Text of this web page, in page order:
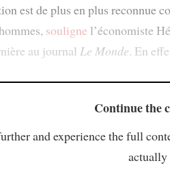
est de plus en plus reconnue
souligne l’économiste
au journal Le Monde. En
Continue the
and experience the full
actually